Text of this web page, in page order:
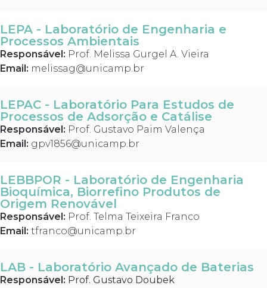
LEPA - Laboratório de Engenharia e
Processos Ambientais
Responsável: Prof. Melissa Gurgel A. Vieira
Email: melissag@unicamp.br
LEPAC - Laboratório Para Estudos de
Processos de Adsorção e Catálise
Responsável: Prof. Gustavo Paim Valença
Email: gpv1856@unicamp.br
LEBBPOR - Laboratório de Engenharia
Bioquímica, Biorrefino Produtos de
Origem Renovável
Responsável: Prof. Telma Teixeira Franco
Email: tfranco@unicamp.br
LAB - Laboratório Avançado de Baterias
Responsável: Prof. Gustavo Doubek